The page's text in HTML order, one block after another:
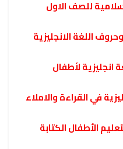
للصف الاول
اللغة الانجليزية
لأطفال
في القراءة والاملاء
الأطفال الكتابة